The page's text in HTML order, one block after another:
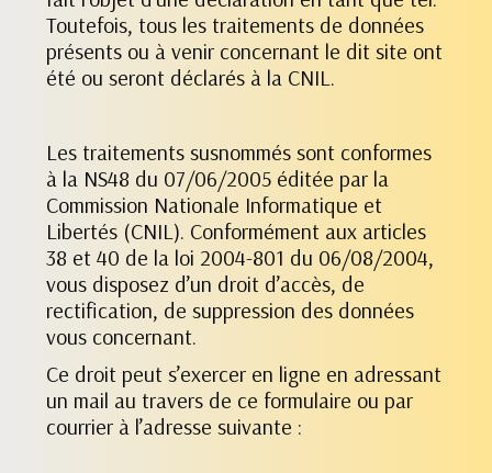
Toutefois, tous les traitements de données
présents ou à venir concernant le dit site ont
été ou seront déclarés à la CNIL.
Les traitements susnommés sont conformes
à la NS48 du 07/06/2005 éditée par la
Commission Nationale Informatique et
Libertés (CNIL). Conformément aux articles
38 et 40 de la loi 2004-801 du 06/08/2004,
vous disposez d’un droit d’accès, de
rectification, de suppression des données
vous concernant.
Ce droit peut s’exercer en ligne en adressant
un mail au travers de ce formulaire ou par
courrier à l’adresse suivante :